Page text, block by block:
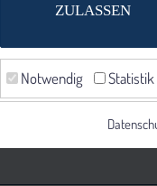
ZULASSEN
Notwendig Statistik